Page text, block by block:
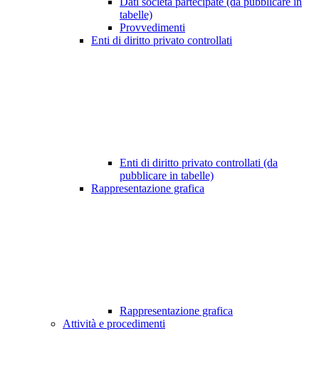
tabelle)
Provvedimenti
Enti di diritto privato controllati
Enti di diritto privato controllati (da
pubblicare in tabelle)
Rappresentazione grafica
Rappresentazione grafica
Attività e procedimenti